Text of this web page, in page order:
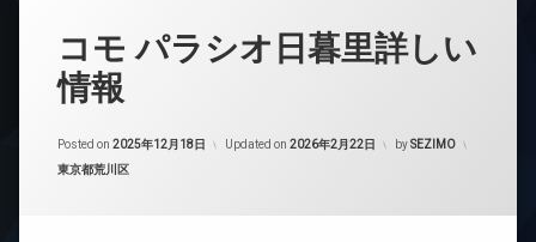
コモ パラシオ日暮里詳しい
情報
Posted on 2025年12月18日 Updated on 2026年2月22日 bySEZIMO
カテゴリー:
東京都荒川区